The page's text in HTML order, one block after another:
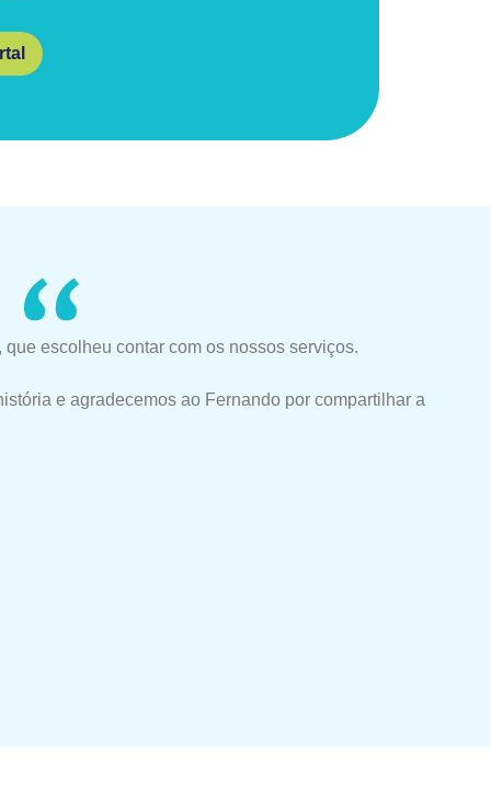
escolheu contar com os nossos serviços.
e agradecemos ao Fernando por compartilhar a